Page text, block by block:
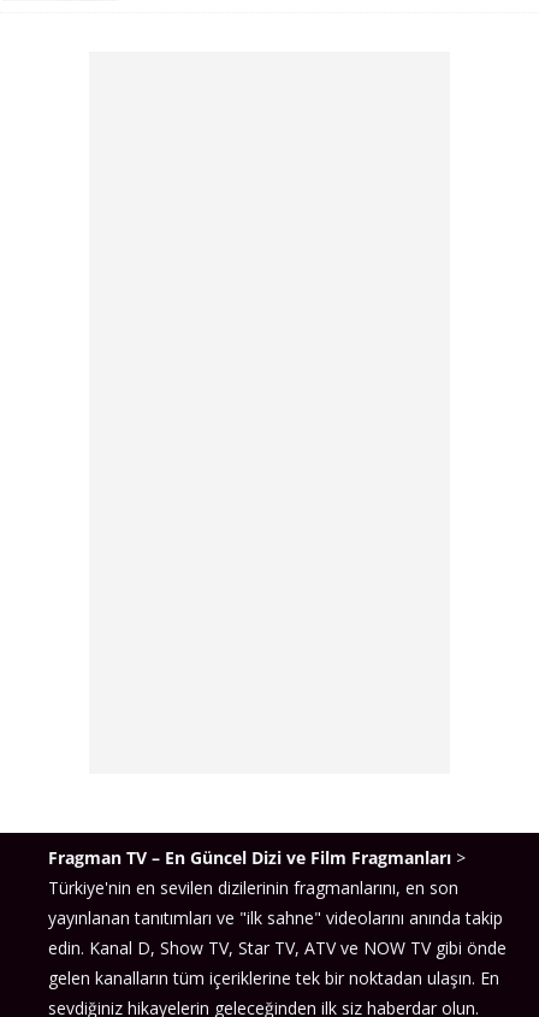
Fragman TV – En Güncel Dizi ve Film Fragmanları >
Türkiye'nin en sevilen dizilerinin fragmanlarını, en son
yayınlanan tanıtımları ve "ilk sahne" videolarını anında takip
edin. Kanal D, Show TV, Star TV, ATV ve NOW TV gibi önde
gelen kanalların tüm içeriklerine tek bir noktadan ulaşın. En
sevdiğiniz hikayelerin geleceğinden ilk siz haberdar olun.